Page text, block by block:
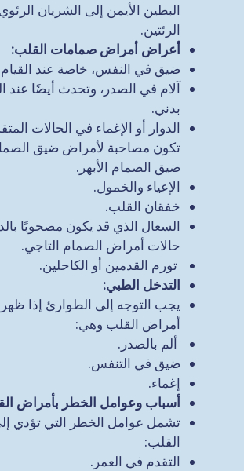
البطين الأيمن إلى الشريان
الرئتين.
أعراض أمراض صمامات القلب:
ضيق في النفس، خاصة عند
آلام في الصدر، وتحدث أيضًا عند
بدني.
الدوار أو الإغماء في الحالات
تكون مصاحبة لأمراض ضيق
ضيق الصمام الأبهر.
الإعياء والخمول.
خفقان القلب.
السعال الذي قد يكون مصحوبًا
حالات أمراض الصمام التاجي.
تورم القدمين أو الكاحلين.
التدخل الطبي:
يجب التوجه إلى الطوارئ إذا
أمراض القلب وهي:
ألم بالصدر.
ضيق في التنفس.
إغماء.
أسباب وعوامل الخطر بأمراض
تشمل عوامل الخطر التي تؤدي
القلب:
التقدم في العمر.